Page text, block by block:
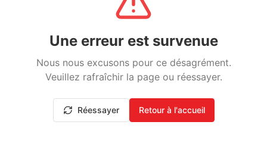
Une erreur est survenue
Nous nous excusons pour ce désagrément.
Veuillez rafraîchir la page ou réessayer.
Réessayer Retour à l'accueil